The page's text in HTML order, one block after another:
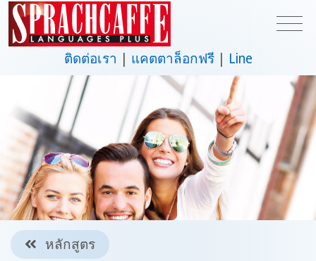
ติดต่อเรา แคตตาล็อกฟรี Line
หลักสูตร